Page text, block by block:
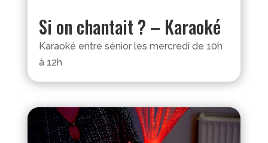
Si on chantait ? – Karaoké
Karaoké entre sénior les mercredi de 10h
à 12h